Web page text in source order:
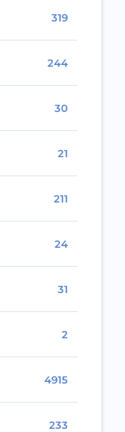
319
244
30
21
211
24
31
2
4915
233